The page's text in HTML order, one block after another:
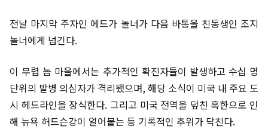
전날 마지막 주자인 에드가 놀너가 다음 바통을 친동생인 조지
놀너에게 넘긴다.
이 무렵 놈 마을에서는 추가적인 확진자들이 발생하고 수십 명
단위의 발병 의심자가 격리됐으며, 해당 소식이 미국 내 주요 도
시 헤드라인을 장식한다. 그리고 미국 전역을 덮친 혹한으로 인
해 뉴욕 허드슨강이 얼어붙는 등 기록적인 추위가 닥친다.